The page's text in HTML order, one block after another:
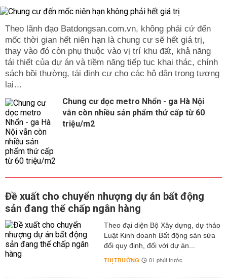
Theo lãnh đạo Batdongsan.com.vn, không phải cứ đến
mốc thời gian hết niên hạn là chung cư sẽ hết giá trị,
thay vào đó còn phụ thuộc vào vị trí khu đất, khả năng
tái thiết của dự án và tiềm năng tiếp tục khai thác, chính
sách bồi thường, tái định cư cho các hộ dân trong tương
lai…
Chung cư dọc metro Nhổn - ga Hà Nội
vẫn còn nhiều sản phẩm thứ cấp từ 60
triệu/m2
Đề xuất cho chuyển nhượng dự án bất động
sản đang thế chấp ngân hàng
Theo đại diện Bộ Xây dựng, dự thảo
Luật Kinh doanh Bất động sản sửa
đổi quy định, đối với dự án...
THỊ TRƯỜNG 01 phút trước